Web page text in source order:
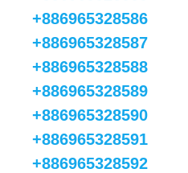
+886965328586
+886965328587
+886965328588
+886965328589
+886965328590
+886965328591
+886965328592